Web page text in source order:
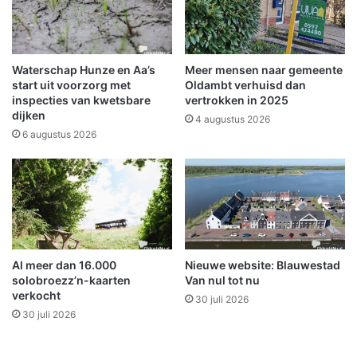
b
e
r
g
e
l
o
p
e
n
w
e
k
e
n
d
z
w
a
a
r
Waterschap Hunze en Aa’s
start uit voorzorg met
inspecties van kwetsbare
dijken
6 augustus 2026
Meer mensen naar gemeente
Oldambt verhuisd dan
vertrokken in 2025
4 augustus 2026
Al meer dan 16.000
solobroezz’n-kaarten
verkocht
30 juli 2026
Nieuwe website: Blauwestad
Van nul tot nu
30 juli 2026